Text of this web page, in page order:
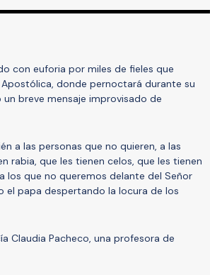
con euforia por miles de fieles que
donde pernoctará durante su
breve mensaje improvisado de
a las personas que no quieren, a las
rabia, que les tienen celos, que les tienen
los que no queremos delante del Señor
papa despertando la locura de los
Claudia Pacheco, una profesora de